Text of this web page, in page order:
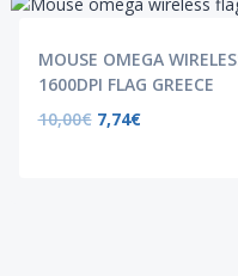
MOUSE OMEGA
1600DPI FLAG GREECE
10,00€ 7,74€